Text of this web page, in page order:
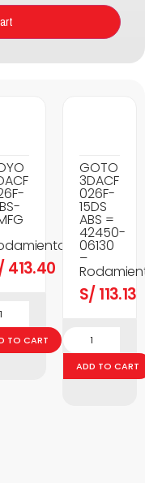
413.40
TO CART
GOTO
3DACF
026F-
15DS
ABS =
42450-
06130
–
S/ 113.13
ADD TO CART